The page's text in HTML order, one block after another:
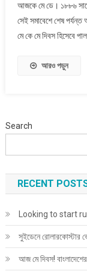
আজকে মে ডে। ১৮৮৬ সালে
সেই সমাবেশে শেষ পর্যন্ত
মে কে মে দিবস হিসেবে
আরও পড়ুন
Search
RECENT
Looking to start
সুইডেনে রোলারকোস্টার
আজ মে দিবস!